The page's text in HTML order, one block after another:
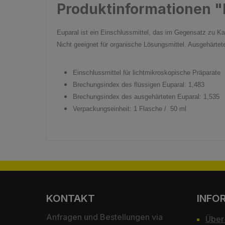
Produktinformationen
Euparal ist ein Einschlussmittel, das im Gegensatz zu
Nicht geeignet für organische Lösungsmittel.
Einschlussmittel für lichtmikroskopische Präparate
Brechungsindex des flüssigen Euparal: 1,483
Brechungsindex des ausgehärteten Euparal: 1,535
Verpackungseinheit: 1 Flasche / 50 ml
KONTAKT
Anfragen und Bestellungen via